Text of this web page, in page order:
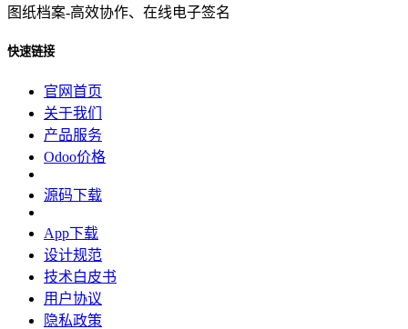
图纸档案-高效协作、在线电子签名
快速链接
官网首页
关于我们
产品服务
Odoo价格
源码下载
App下载
设计规范
技术白皮书
用户协议
‎隐私政策‎